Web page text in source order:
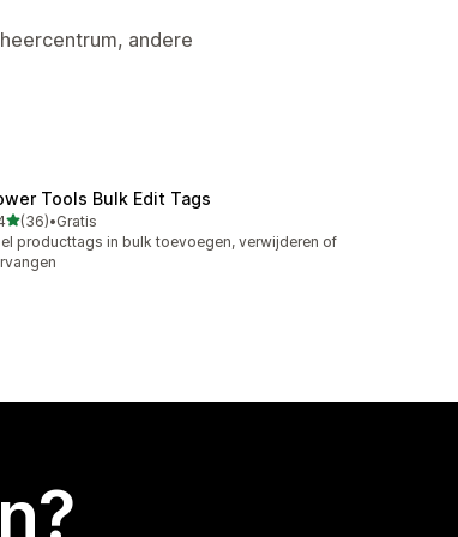
andere
Tools Bulk Edit Tags
van 5 sterren
(36) in totaal
•Gratis
producttags in bulk toevoegen, verwijderen of